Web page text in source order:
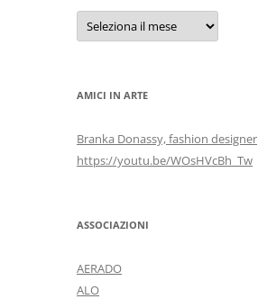
Archivi
AMICI IN ARTE
Branka Donassy, fashion designer
https://youtu.be/WOsHVcBh_Tw
ASSOCIAZIONI
AERADO
ALO